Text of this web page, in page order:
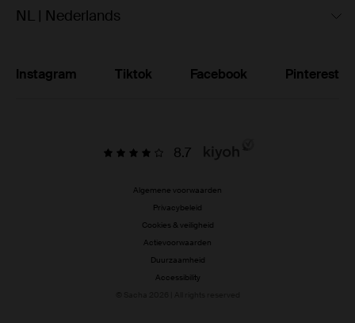
NL | Nederlands
Instagram Tiktok Facebook Pinterest
8.7
Algemene voorwaarden
Privacybeleid
Cookies & veiligheid
Actievoorwaarden
Duurzaamheid
Accessibility